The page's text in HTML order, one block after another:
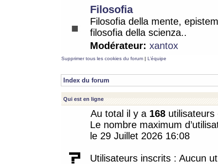
Filosofia
Filosofia della mente,
filosofia della scienza..
Modérateur: xantox
Supprimer tous les cookies du forum | L’équipe
Index du forum
Qui est en ligne
Au total il y a 168
Le nombre maximum
le 29 Juillet 2026 16:08
Utilisateurs inscrits : Aucun